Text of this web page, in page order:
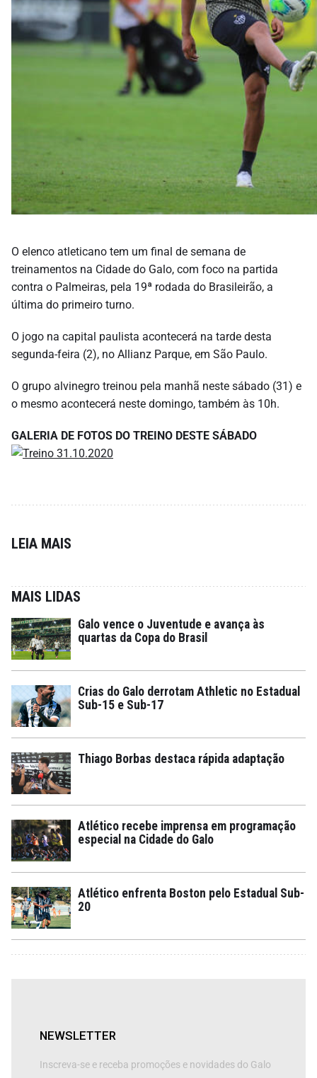
O elenco atleticano tem um final de semana de
treinamentos na Cidade do Galo, com foco na partida
contra o Palmeiras, pela 19ª rodada do Brasileirão, a
última do primeiro turno.
O jogo na capital paulista acontecerá na tarde desta
segunda-feira (2), no Allianz Parque, em São Paulo.
O grupo alvinegro treinou pela manhã neste sábado (31) e
o mesmo acontecerá neste domingo, também às 10h.
GALERIA DE FOTOS DO TREINO DESTE SÁBADO
LEIA MAIS
MAIS LIDAS
Galo vence o Juventude e avança às
quartas da Copa do Brasil
Crias do Galo derrotam Athletic no Estadual
Sub-15 e Sub-17
Thiago Borbas destaca rápida adaptação
Atlético recebe imprensa em programação
especial na Cidade do Galo
Atlético enfrenta Boston pelo Estadual Sub-
20
NEWSLETTER
Inscreva-se e receba promoções e novidades do Galo